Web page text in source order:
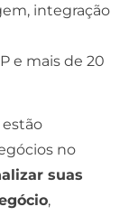
integração
e mais de 20
no
suas
,